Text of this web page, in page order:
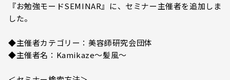
『お勉強モードSEMINAR』に、セミナー主催者を追加しま
した。
◆主催者カテゴリー：美容師研究会団体
◆主催者名：Kamikaze～髪風～